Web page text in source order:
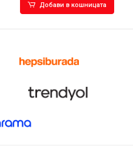
Добави в кошницата